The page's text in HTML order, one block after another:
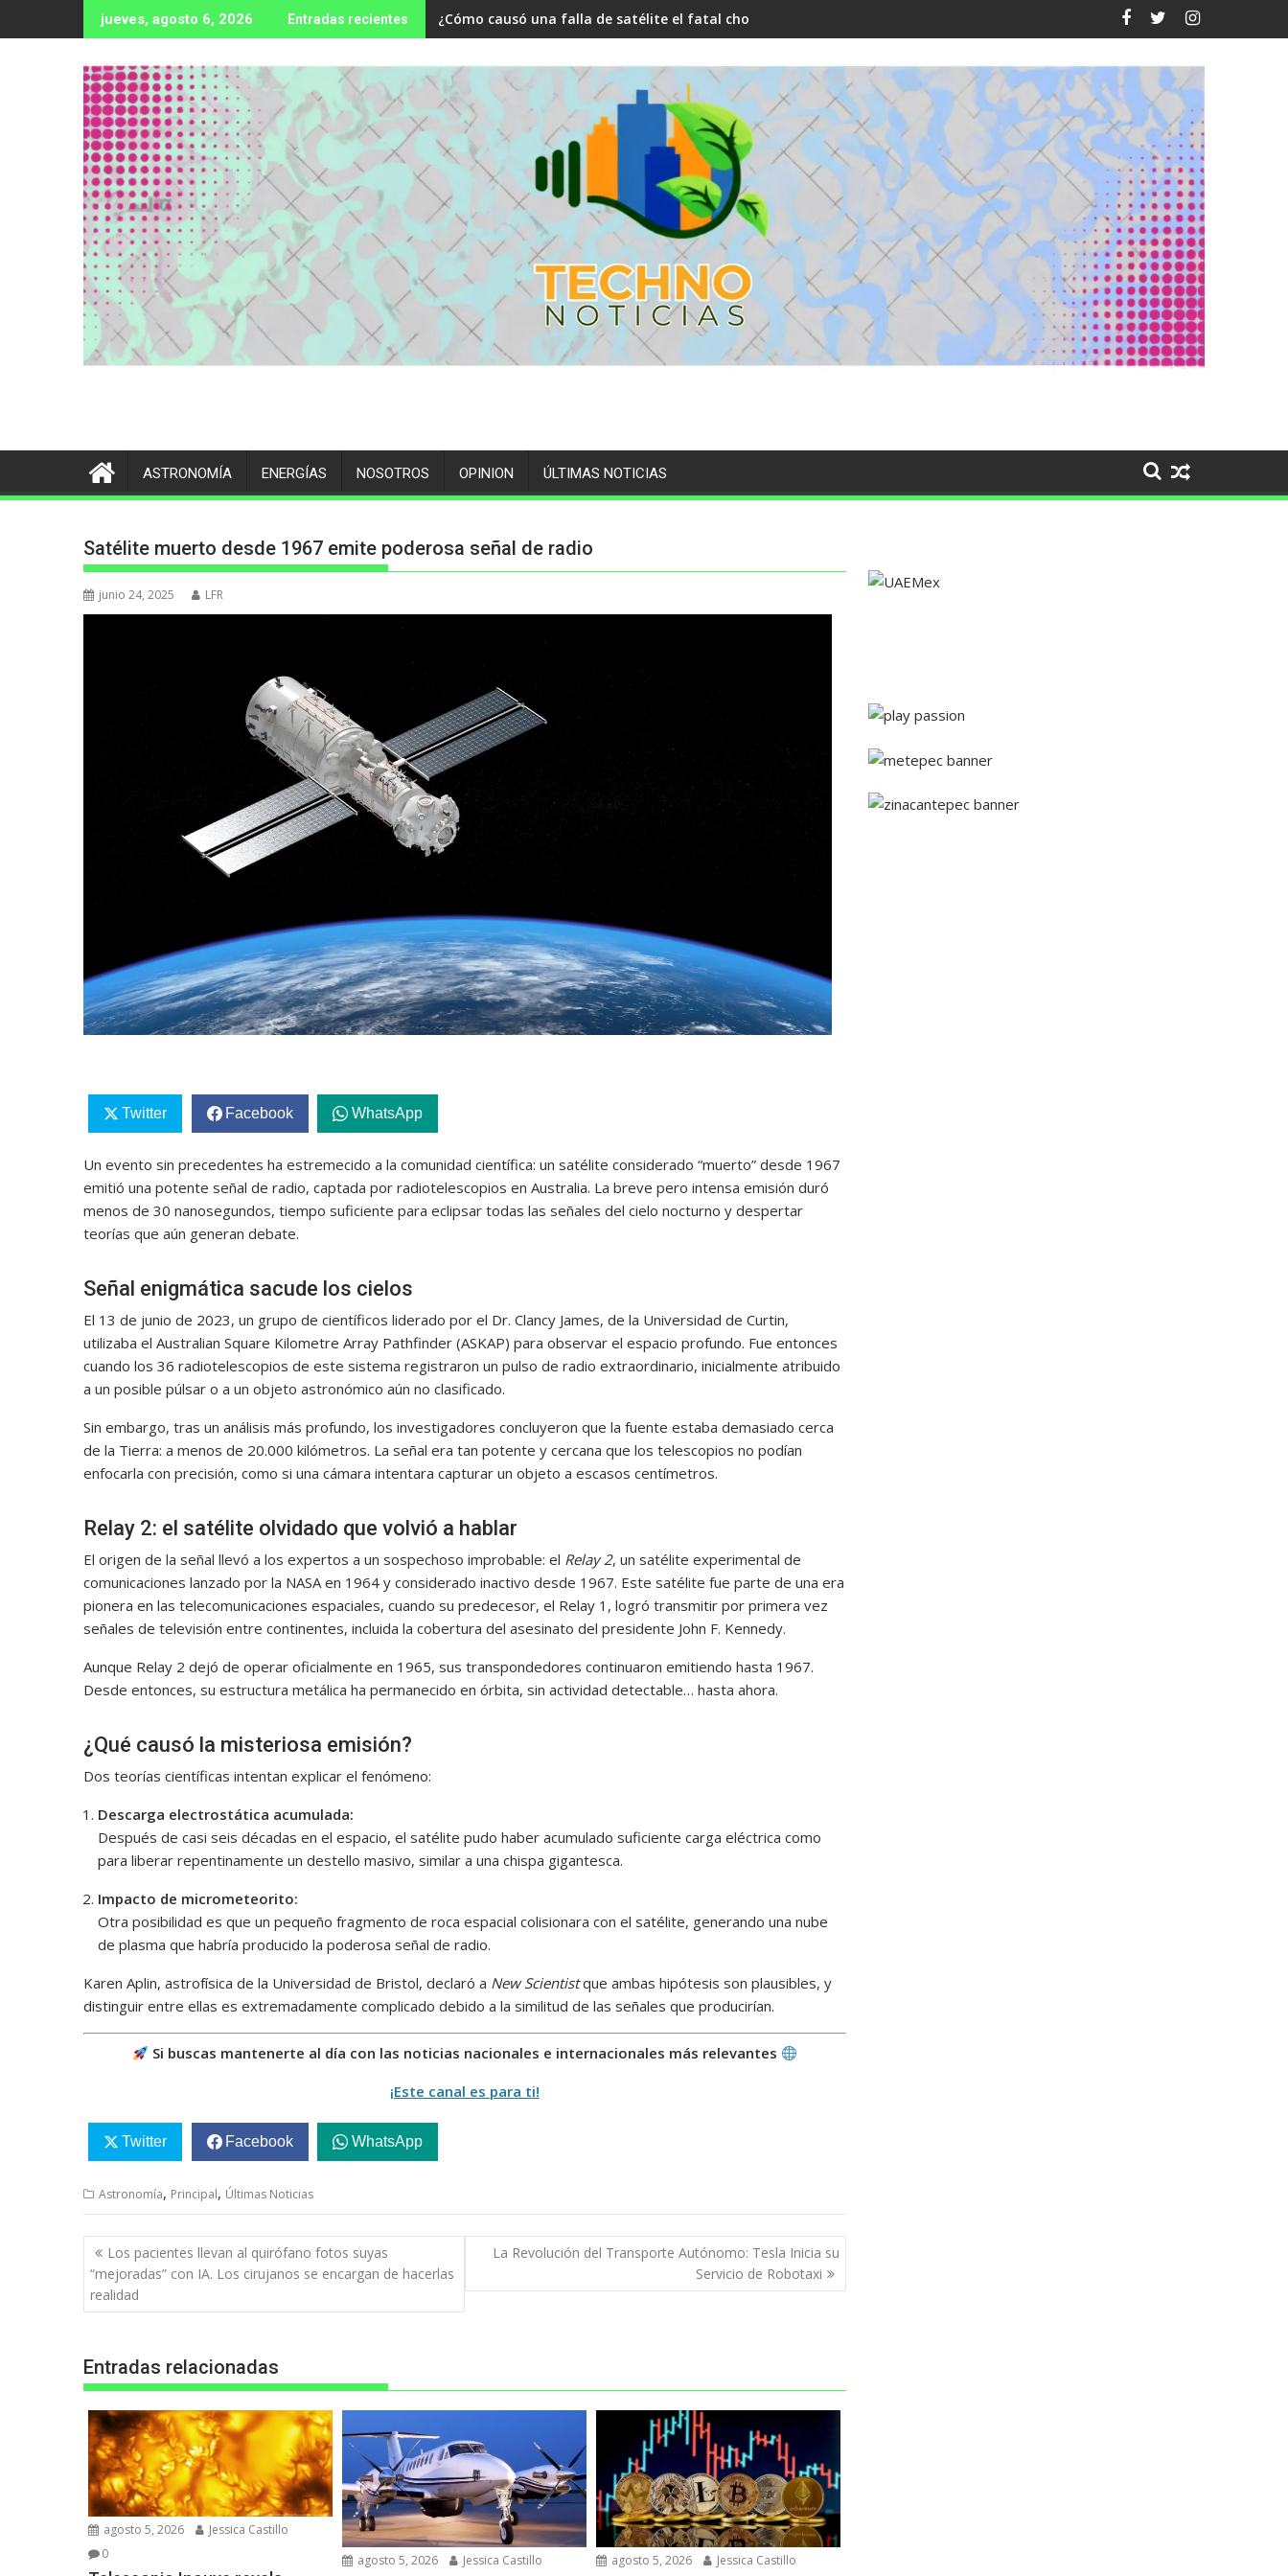
al
jueves, agosto 6, 2026 Entradas recientes ¿Cómo causó una falla de satélite el fatal choque aéreo en Nuevo México?
ASTRONOMÍA ENERGÍAS NOSOTROS OPINION ÚLTIMAS NOTICIAS
Satélite muerto desde 1967 emite poderosa señal de radio
junio 24, 2025 LFR
Twitter Facebook WhatsApp
Un evento sin precedentes ha estremecido a la comunidad científica: un satélite considerado “muerto” desde 1967
emitió una potente señal de radio, captada por radiotelescopios en Australia. La breve pero intensa emisión duró
menos de 30 nanosegundos, tiempo suficiente para eclipsar todas las señales del cielo nocturno y despertar
teorías que aún generan debate.
Señal enigmática sacude los cielos
El 13 de junio de 2023, un grupo de científicos liderado por el Dr. Clancy James, de la Universidad de Curtin,
utilizaba el Australian Square Kilometre Array Pathfinder (ASKAP) para observar el espacio profundo. Fue entonces
cuando los 36 radiotelescopios de este sistema registraron un pulso de radio extraordinario, inicialmente atribuido
a un posible púlsar o a un objeto astronómico aún no clasificado.
Sin embargo, tras un análisis más profundo, los investigadores concluyeron que la fuente estaba demasiado cerca
de la Tierra: a menos de 20.000 kilómetros. La señal era tan potente y cercana que los telescopios no podían
enfocarla con precisión, como si una cámara intentara capturar un objeto a escasos centímetros.
Relay 2: el satélite olvidado que volvió a hablar
El origen de la señal llevó a los expertos a un sospechoso improbable: el Relay 2, un satélite experimental de
comunicaciones lanzado por la NASA en 1964 y considerado inactivo desde 1967. Este satélite fue parte de una era
pionera en las telecomunicaciones espaciales, cuando su predecesor, el Relay 1, logró transmitir por primera vez
señales de televisión entre continentes, incluida la cobertura del asesinato del presidente John F. Kennedy.
Aunque Relay 2 dejó de operar oficialmente en 1965, sus transpondedores continuaron emitiendo hasta 1967.
Desde entonces, su estructura metálica ha permanecido en órbita, sin actividad detectable… hasta ahora.
¿Qué causó la misteriosa emisión?
Dos teorías científicas intentan explicar el fenómeno:
Descarga electrostática acumulada:
Después de casi seis décadas en el espacio, el satélite pudo haber acumulado suficiente carga eléctrica como
para liberar repentinamente un destello masivo, similar a una chispa gigantesca.
Impacto de micrometeorito:
Otra posibilidad es que un pequeño fragmento de roca espacial colisionara con el satélite, generando una nube
de plasma que habría producido la poderosa señal de radio.
Karen Aplin, astrofísica de la Universidad de Bristol, declaró a New Scientistque ambas hipótesis son plausibles, y
distinguir entre ellas es extremadamente complicado debido a la similitud de las señales que producirían.
Si buscas mantenerte al día con las noticias nacionales e internacionales más relevantes
¡Este canal es para ti!
Twitter Facebook WhatsApp
Astronomía, Principal, Últimas Noticias
Navegación
de
entradas
Los pacientes llevan al quirófano fotos suyas
“mejoradas” con IA. Los cirujanos se encargan de hacerlas
realidad
La Revolución del Transporte Autónomo: Tesla Inicia su
Servicio de Robotaxi
Entradas relacionadas
agosto 5, 2026
Jessica Castillo
0
agosto 5, 2026 Jessica Castillo agosto 5, 2026 Jessica Castillo